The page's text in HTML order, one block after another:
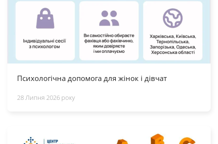
Психологічна допомога для жінок і дівчат
28 Липня 2026 року